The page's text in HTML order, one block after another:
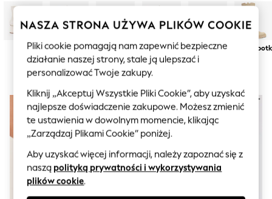
Sliders
Jumpsuits & Playsuits
Linen Collection
Sandals
Shorts
Trousers
Sun Hats & Caps
Tops & T-Shirts
Sunglasses
Men's Holiday Shop
All Swimwear
Accessories
Footwear
Hats
Linen Collection
Botki
Sztyblety
typu Chelsea
Botki
sznurowane
Buty na
grubej
podeszwie
Botki
motocyklowe
Długie
NASZA STRONA UŻYWA PLIKÓW COOKIE
Pliki cookie pomagają nam zapewnić bezpieczne
działanie naszej strony, stale ją ulepszać i
personalizować Twoje zakupy.
Kliknij „Akceptuj Wszystkie Pliki Cookie”, aby uzyskać
najlepsze doświadczenie zakupowe. Możesz zmienić
te ustawienia w dowolnym momencie, klikając
„Zarządzaj Plikami Cookie” poniżej.
Aby uzyskać więcej informacji, należy zapoznać się z
naszą polityką prywatności i wykorzystywania
plików cookie.